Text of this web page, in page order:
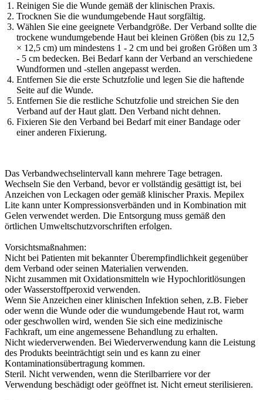
Reinigen Sie die Wunde gemäß der klinischen Praxis.
Trocknen Sie die wundumgebende Haut sorgfältig.
Wählen Sie eine geeignete Verbandgröße. Der Verband sollte die
trockene wundumgebende Haut bei kleinen Größen (bis zu 12,5
× 12,5 cm) um mindestens 1 - 2 cm und bei großen Größen um 3
- 5 cm bedecken. Bei Bedarf kann der Verband an verschiedene
Wundformen und -stellen angepasst werden.
Entfernen Sie die erste Schutzfolie und legen Sie die haftende
Seite auf die Wunde.
Entfernen Sie die restliche Schutzfolie und streichen Sie den
Verband auf der Haut glatt. Den Verband nicht dehnen.
Fixieren Sie den Verband bei Bedarf mit einer Bandage oder
einer anderen Fixierung.
Das Verbandwechselintervall kann mehrere Tage betragen.
Wechseln Sie den Verband, bevor er vollständig gesättigt ist, bei
Anzeichen von Leckagen oder gemäß klinischer Praxis. Mepilex
Lite kann unter Kompressionsverbänden und in Kombination mit
Gelen verwendet werden. Die Entsorgung muss gemäß den
örtlichen Umweltschutzvorschriften erfolgen.
Vorsichtsmaßnahmen:
Nicht bei Patienten mit bekannter Überempfindlichkeit gegenüber
dem Verband oder seinen Materialien verwenden.
Nicht zusammen mit Oxidationsmitteln wie Hypochloritlösungen
oder Wasserstoffperoxid verwenden.
Wenn Sie Anzeichen einer klinischen Infektion sehen, z.B. Fieber
oder wenn die Wunde oder die wundumgebende Haut rot, warm
oder geschwollen wird, wenden Sie sich eine medizinische
Fachkraft, um eine angemessene Behandlung zu erhalten.
Nicht wiederverwenden. Bei Wiederverwendung kann die Leistung
des Produkts beeinträchtigt sein und es kann zu einer
Kontaminationsübertragung kommen.
Steril. Nicht verwenden, wenn die Sterilbarriere vor der
Verwendung beschädigt oder geöffnet ist. Nicht erneut sterilisieren.